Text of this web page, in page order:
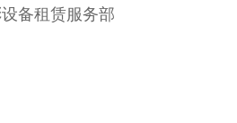
备租赁服务部